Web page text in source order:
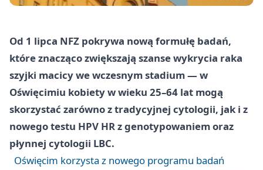
Od 1 lipca NFZ pokrywa nową formułę badań,
które znacząco zwiększają szanse wykrycia raka
szyjki macicy we wczesnym stadium — w
Oświęcimiu kobiety w wieku 25–64 lat mogą
skorzystać zarówno z tradycyjnej cytologii, jak i z
nowego testu HPV HR z genotypowaniem oraz
płynnej cytologii LBC.
Oświęcim korzysta z nowego programu badań